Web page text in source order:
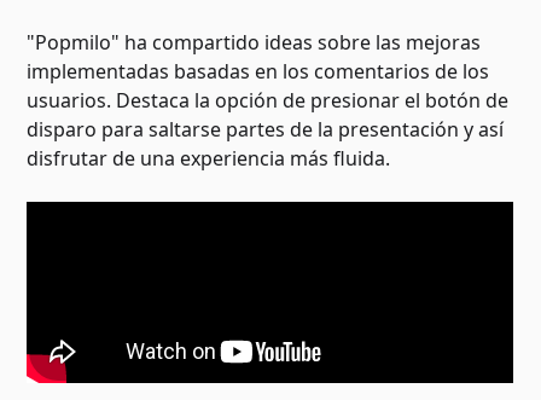
"Popmilo" ha compartido ideas sobre las mejoras
implementadas basadas en los comentarios de los
usuarios. Destaca la opción de presionar el botón de
disparo para saltarse partes de la presentación y así
disfrutar de una experiencia más fluida.